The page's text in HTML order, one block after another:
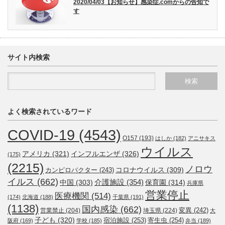
2020/04/03【お知らせ】感染症.comからの告知で
す
サイト内検索
よく検索されているワード
COVID-19 (4543) O157 (193) はしか (182) アニサキス
(175) アメリカ (321) インフルエンザ (326) ウイルス
(2215) カンピロバクター (243) コロナウイルス (309) ノロウ
イルス (662) 中国 (303) 介護施設 (354) 保育園 (314) 兵庫県
(174) 北海道 (188) 医療機関 (514) 千葉県 (191) 営業停止
(1138) 営業禁止 (204) 国内感染 (662) 埼玉県 (224) 変異 (242) 大
阪府 (169) 子ども (320) 学校 (185) 宿泊施設 (253) 寄生虫 (254) 弁当 (189)